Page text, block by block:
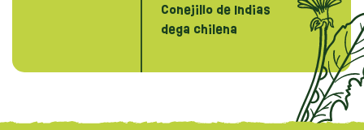
Conejillo de Indias
dega chilena